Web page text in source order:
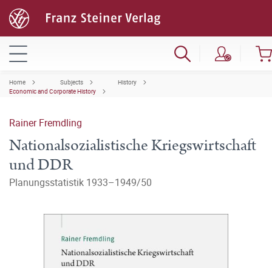
Home Subjects
History
Economic and Corporate History
Rainer Fremdling
Nationalsozialistische Kriegswirtschaft
und DDR
Planungsstatistik 1933–1949/50